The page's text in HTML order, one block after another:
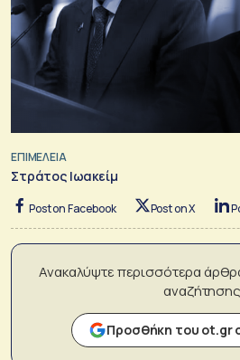
ΕΠΙΜΕΛΕΙΑ
Στράτος Ιωακείμ
Post on Facebook Post on X
Ανακαλύψτε περισσότερα
αναζήτησης
Προσθήκη του ot.gr